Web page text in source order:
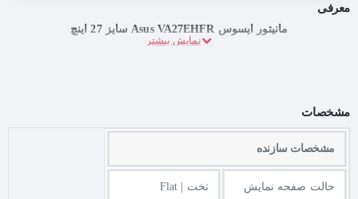
معرفی
مانیتور ایسوس Asus VA27EHFR سایز 27 اینچ
مشخصات
مشخصات سازنده
حالت صفحه نمایش تخت | Flat